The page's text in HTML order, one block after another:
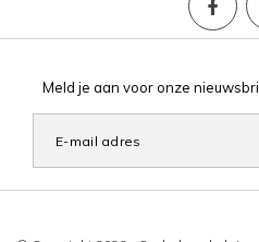
Meld je aan voor onze